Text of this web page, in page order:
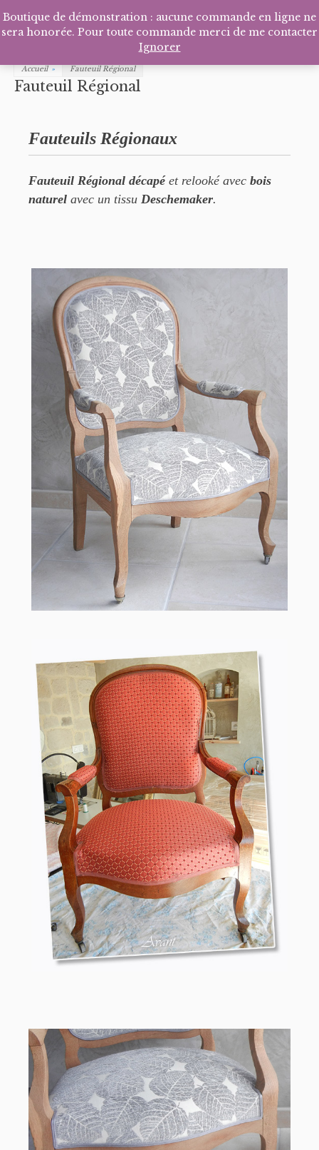
Facebook
Pinterest
Tél
Accueil » Fauteuil Régional
Fauteuil Régional
Fauteuils Régionaux
Fauteuil Régional décapéet relooké avec bois
naturel avec un tissu Deschemaker.
Boutique de démonstration : aucune commande en ligne ne
sera honorée. Pour toute commande merci de me contacter
Ignorer